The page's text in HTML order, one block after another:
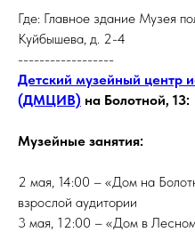
Где: Главное здание Музея
Куйбышева, д. 2-4
------------------
Детский музейный центр
(ДМЦИВ) на Болотной, 13:
Музейные занятия:
2 мая, 14:00 – «Дом на
взрослой аудитории
3 мая, 12:00 – «Дом в